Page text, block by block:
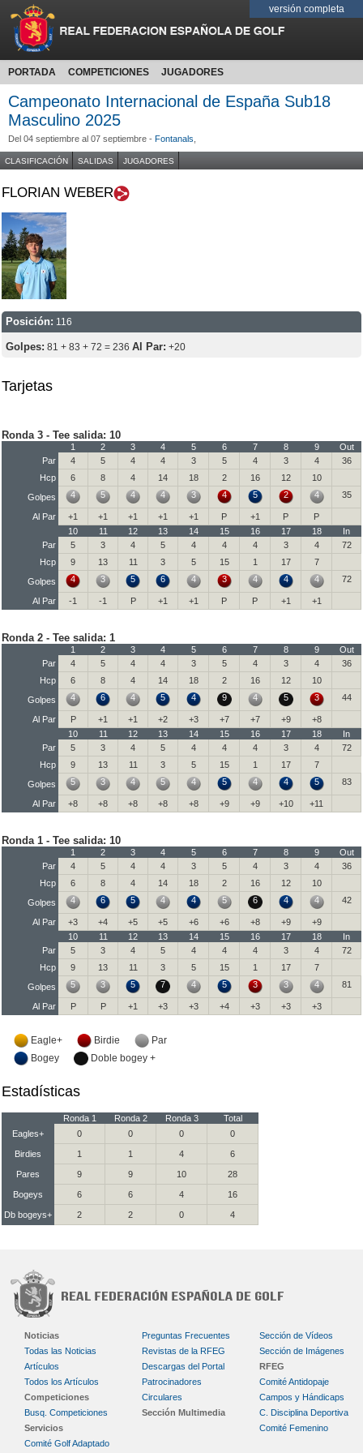
versión completa
PORTADA COMPETICIONES JUGADORES
Campeonato Internacional de España Sub18
Masculino 2025
Del 04 septiembre al 07 septiembre - Fontanals
CLASIFICACIÓN SALIDAS JUGADORES
FLORIAN WEBER
Posición: 116
Golpes: 81 + 83 + 72 = 236 Al Par: +20
Tarjetas
Ronda 3 - Tee salida: 10
1 2 3 4 5 6 7 8 9
Out
Par
4 5 4 4 3 5 4 3 4
36
Hcp
6 8 4 14 18 2 16 12
10
Golpes
4 5 4 4 3 4 5 2 4 35
Al Par +1 +1 +1 +1 +1 P +1 P
P
10
11 12 13 14 15 16 17 18
In
Par
5 3 4 5 4 4 4 3 4
72
Hcp
9 13 11 3 5 15 1 17
7
Golpes
4 3 5 6 4 3 4 4 4 72
Al Par -1 -1 P +1 +1 P P +1 +1
Ronda 2 - Tee salida: 1
1 2 3 4 5 6 7 8 9
Out
Par
4 5 4 4 3 5 4 3 4
36
Hcp
6 8 4 14 18 2 16 12
10
Golpes
4 6 4 5 4 9 4 5 3 44
Al Par P +1 +1 +2 +3 +7 +7 +9
+8
10
11 12 13 14 15 16 17 18
In
Par
5 3 4 5 4 4 4 3 4
72
Hcp
9 13 11 3 5 15 1 17
7
Golpes
5 3 4 5 4 5 4 4 5 83
Al Par +8 +8 +8 +8 +8 +9 +9 +10 +11
Ronda 1 - Tee salida: 10
1 2 3 4 5 6 7 8 9
Out
Par
4 5 4 4 3 5 4 3 4
36
Hcp
6 8 4 14 18 2 16 12
10
Golpes
4 6 5 4 4 5 6 4 4 42
Al Par +3 +4 +5 +5 +6 +6 +8 +9
+9
10
11 12 13 14 15 16 17 18
In
Par
5 3 4 5 4 4 4 3 4
72
Hcp
9 13 11 3 5 15 1 17
7
Golpes
5 3 5 7 4 5 3 3 4 81
Al Par P P +1 +3 +3 +4 +3 +3 +3
Eagle+ Birdie
Par
Bogey
Doble bogey +
Estadísticas
Ronda 1 Ronda 2 Ronda 3
Total
Eagles+
0 0 0 0
Birdies 1 1 4 6
Pares 9 9 10 28
Bogeys 6 6 4 16
Db bogeys+ 2 2 0 4
Noticias
Todas las Noticias
Artículos
Todos los Artículos
Competiciones
Busq. Competiciones
Servicios
Preguntas Frecuentes
Revistas de la RFEG
Descargas del Portal
Patrocinadores
Circulares
Sección Multimedia
Sección de Vídeos
Sección de Imágenes
RFEG
Comité Antidopaje
Campos y Hándicaps
C. Disciplina Deportiva
Comité Femenino
Comité Golf Adaptado